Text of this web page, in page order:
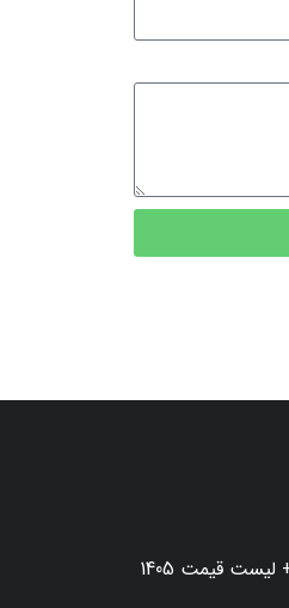
قیمت توالت پیش ساخته ارزان + لیست قیمت 1405